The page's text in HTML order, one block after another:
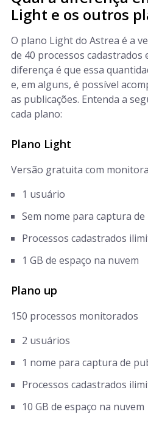
Light e os outros
O plano Light do Astrea é a
de 40 processos cadastrados
diferença é que essa
e, em alguns, é possível
as publicações. Entenda a
cada plano:
Plano Light
Versão gratuita com
1 usuário
Sem nome para captura de
Processos cadastrados
1 GB de espaço na nuvem
Plano up
150 processos monitorados
2 usuários
1 nome para captura de
Processos cadastrados
10 GB de espaço na nuvem